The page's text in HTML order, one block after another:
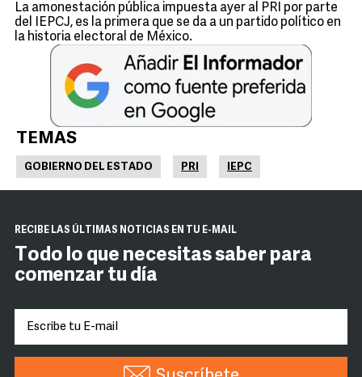
La amonestación pública impuesta ayer al PRI por parte
del IEPCJ, es la primera que se da a un partido político en
la historia electoral de México.
TEMAS
GOBIERNO DEL ESTADO PRI IEPC
RECIBE LAS ÚLTIMAS NOTICIAS EN TU E-MAIL
Todo lo que necesitas saber para
comenzar tu día